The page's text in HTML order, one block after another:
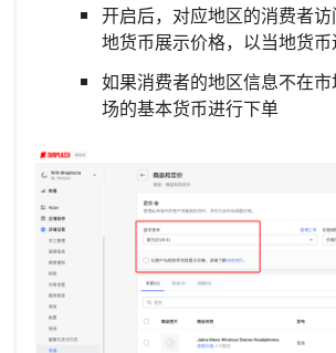
开启后，对应地区的消费者
地货币展示价格，以当地货
如果消费者的地区信息不在
场的基本货币进行下单